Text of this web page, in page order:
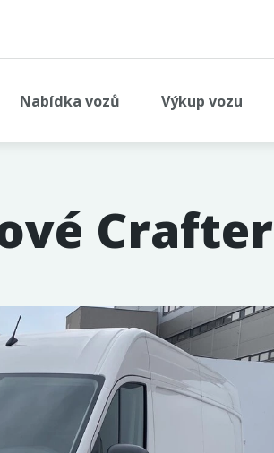
Nabídka vozů Výkup vozu
Crafter